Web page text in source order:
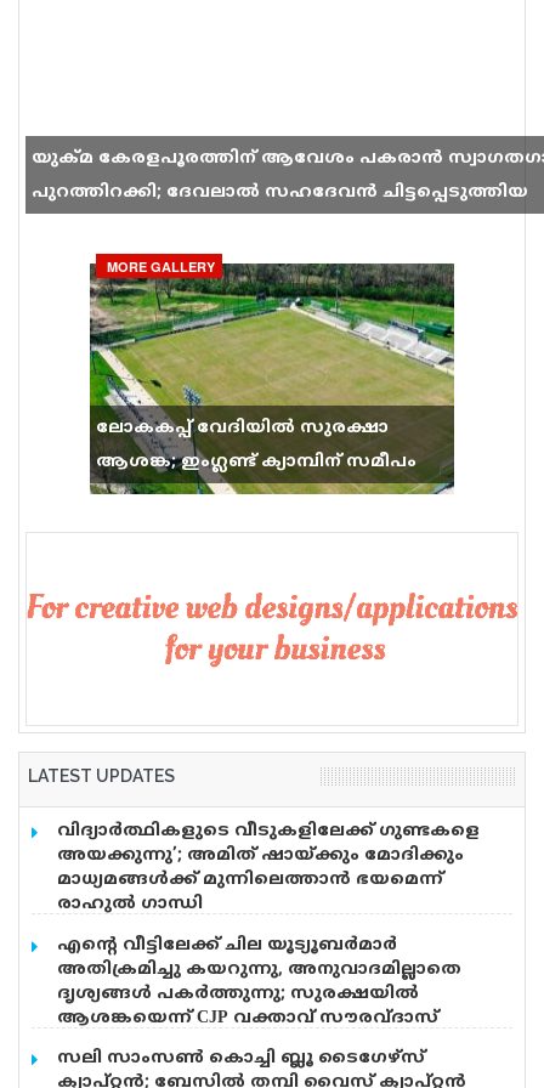
യുക്മ കേരളപൂരത്തിന് ആവേശം പകരാൻ
പുറത്തിറക്കി; ദേവലാൽ സഹദേവൻ ചിട്ടപ്പെടുത്തിയ
MORE GALLERY
ലോകകപ്പ് വേദിയിൽ സുരക്ഷാ
ആശങ്ക; ഇംഗ്ലണ്ട് ക്യാമ്പിന് സമീപം
വെടിവെപ്പ്, 9 പേർക്ക് പരിക്ക്
LATEST UPDATES
വിദ്യാര്‍ത്ഥികളുടെ വീടുകളിലേക്ക് ഗുണ്ടകളെ
അയക്കുന്നു’; അമിത് ഷായ്ക്കും മോദിക്കും
മാധ്യമങ്ങള്‍ക്ക് മുന്നിലെത്താന്‍ ഭയമെന്ന്
രാഹുല്‍ ഗാന്ധി
വിദ്യാർത്ഥികൾ ഇന്ന് രാജ്യത്തെ മാധ്യമങ്ങൾക്ക്
മുന്നിൽ നിൽക്കുന്നു, പക്ഷെ അമിത് ഷാ ക്കും,
മോദിക്കും ധൈര്യമില്ലെന്ന് രാഹുൽ ഗാന്ധി. അമിത്
ഷായും മോദിയും എവിടെയാണ്. പെല്ലറ്റ് തോക്ക്
ഉപയോഗിക്കാൻ നിർദ്ദേശം നൽകിയ വ്യക്തി അമിത്
ഷാ യാണ്. പാർലമെന്റിൽ വരാനുള്ള മര്യാദ അമിത്
ഷാക്ക് ഇല്ല. അതിനുള്ള ധൈര്യമില്ലെന്നും അദ്ദേഹം
എന്റെ വീട്ടിലേക്ക് ചില യൂട്യൂബർമാർ
അതിക്രമിച്ചു കയറുന്നു, അനുവാദമില്ലാതെ
ദൃശ്യങ്ങൾ പകർത്തുന്നു; സുരക്ഷയിൽ
ആശങ്കയെന്ന് CJP വക്താവ് സൗരവ്ദാസ്
തന്റെ വീട്ടിലേക്ക് ചില യൂട്യൂബർമാരും മാധ്യമങ്ങളും
അതിക്രമിച്ചു കയറുന്നുവെന്ന് പരാതിയുമായി
സലി സാംസണ്‍ കൊച്ചി ബ്ലൂ ടൈഗേഴ്‌സ്
ക്യാപ്റ്റന്‍; ബേസില്‍ തമ്പി വൈസ് ക്യാപ്റ്റന്‍